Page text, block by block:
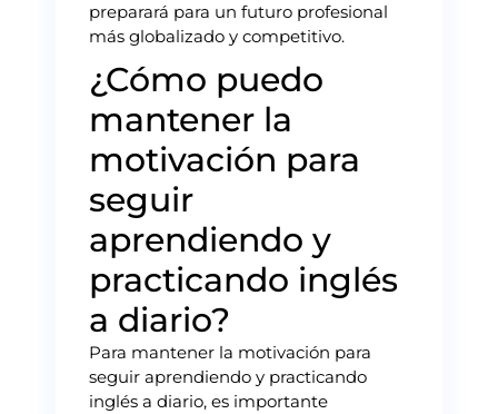
preparará para un futuro profesional
más globalizado y competitivo.
¿Cómo puedo
mantener la
motivación para
seguir
aprendiendo y
practicando inglés
a diario?
Para mantener la motivación para
seguir aprendiendo y practicando
inglés a diario, es importante